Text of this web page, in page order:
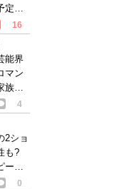
定
16
能界
マン
に
4
2ショ
も?
ル
0